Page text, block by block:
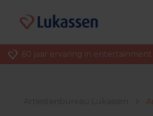
60 jaar ervaring in entertainment